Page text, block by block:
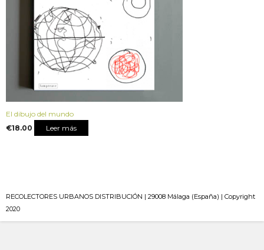
El dibujo del mundo
€18.00 Leer más
RECOLECTORES URBANOS DISTRIBUCIÓN | 29008 Málaga (España) | Copyright
2020